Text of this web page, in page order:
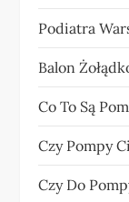
Podiatra
Balon
Co To Są
Czy Pompy
Czy Do